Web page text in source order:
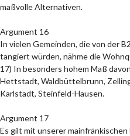
maßvolle Alternativen.
Argument 16
In vielen Gemeinden, die von der
tangiert würden, nähme die
17) In besonders hohem Maß
Hettstadt, Waldbüttelbrunn,
Karlstadt, Steinfeld-Hausen.
Argument 17
Es gilt mit unserer